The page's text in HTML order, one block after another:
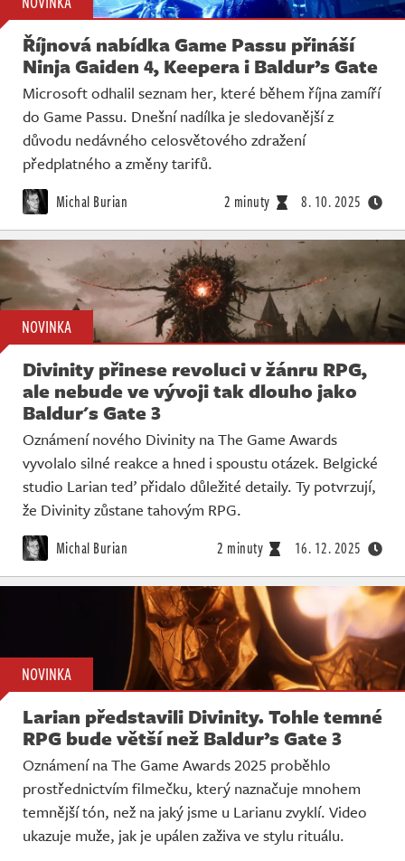
Říjnová nabídka Game Passu přináší
Ninja Gaiden 4, Keepera i Baldur’s Gate
Microsoft odhalil seznam her, které během října zamíří
do Game Passu. Dnešní nadílka je sledovanější z
důvodu nedávného celosvětového zdražení
předplatného a změny tarifů.
Michal Burian 2 minuty 8. 10. 2025
NOVINKA
Divinity přinese revoluci v žánru RPG,
ale nebude ve vývoji tak dlouho jako
Baldur's Gate 3
Oznámení nového Divinity na The Game Awards
vyvolalo silné reakce a hned i spoustu otázek. Belgické
studio Larian teď přidalo důležité detaily. Ty potvrzují,
že Divinity zůstane tahovým RPG.
Michal Burian 2 minuty 16. 12. 2025
NOVINKA
Larian představili Divinity. Tohle temné
RPG bude větší než Baldur’s Gate 3
Oznámení na The Game Awards 2025 proběhlo
prostřednictvím filmečku, který naznačuje mnohem
temnější tón, než na jaký jsme u Larianu zvyklí. Video
ukazuje muže, jak je upálen zaživa ve stylu rituálu.